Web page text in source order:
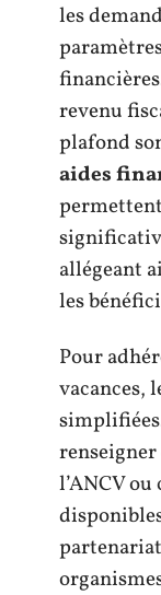
les
revenu
plafond
aides
allégeant
les
Pour
vacances,
l’ANCV